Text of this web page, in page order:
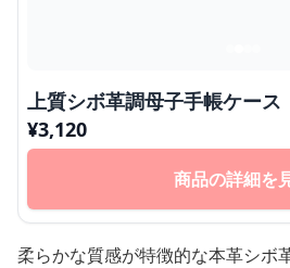
上質シボ革調母子手帳ケース
¥3,120
商品の詳細を
柔らかな質感が特徴的な本革シボ